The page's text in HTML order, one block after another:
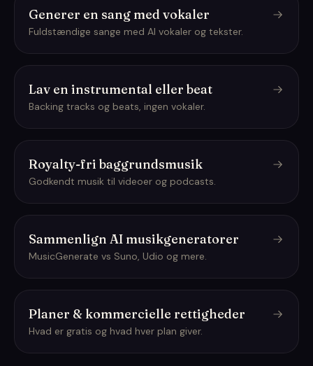
Generer en sang med vokaler
Fuldstændige sange med AI vokaler og tekster.
Lav en instrumental eller beat
Backing tracks og beats, ingen vokaler.
Royalty-fri baggrundsmusik
Godkendt musik til videoer og podcasts.
Sammenlign AI musikgeneratorer
MusicGenerate vs Suno, Udio og mere.
Planer & kommercielle rettigheder
Hvad er gratis og hvad hver plan giver.